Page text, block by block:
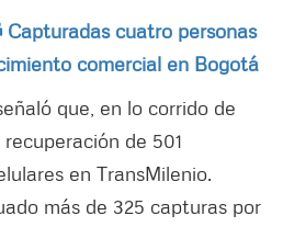
Capturadas cuatro personas
comercial en Bogotá
que, en lo corrido de
de 501
en TransMilenio.
más de 325 capturas por